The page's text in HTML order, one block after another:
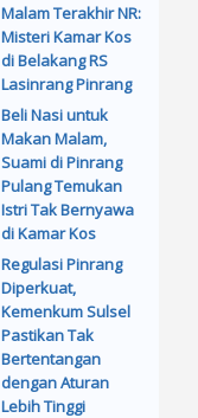
Malam Terakhir NR:
Misteri Kamar Kos
di Belakang RS
Lasinrang Pinrang
Beli Nasi untuk
Makan Malam,
Suami di Pinrang
Pulang Temukan
Istri Tak Bernyawa
di Kamar Kos
Regulasi Pinrang
Diperkuat,
Kemenkum Sulsel
Pastikan Tak
Bertentangan
dengan Aturan
Lebih Tinggi